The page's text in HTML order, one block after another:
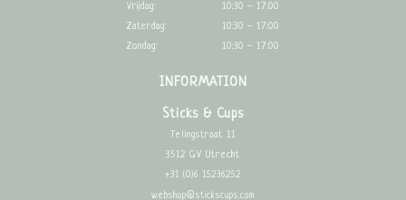
Vrijdag:
10:30 - 17:00
Zaterdag:
10:30 - 17:00
Zondag:
10:30 - 17:00
INFORMATION
Sticks & Cups
Telingstraat 11
3512 GV Utrecht
+31 (0)6 15236252
webshop@stickscups.com